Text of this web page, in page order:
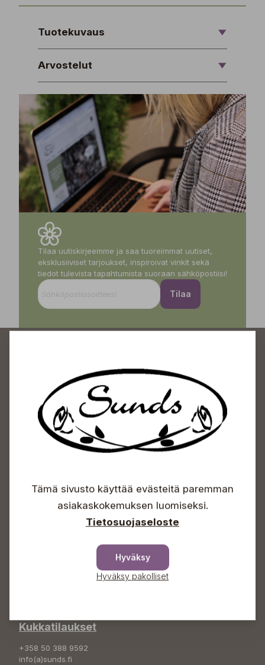
Tuotekuvaus
Arvostelut
Tilaa uutiskirjeemme ja saa tuoreimmat uutiset,
eksklusiiviset tarjoukset, inspiroivat vinkit sekä
tiedot tulevista tapahtumista suoraan sähköpostiisi!
Tilaa
Sundin Puutarhakeskus
Avoinna
Sunnuntaisin Itsepalvelu
Info & vaihde
+358 50 388 9592
Kukkatilaukset
+358 50 388 9592
info(a)sunds.fi
Tämä sivusto käyttää evästeitä paremman
asiakaskokemuksen luomiseksi.
Tietosuojaseloste
Hyväksy
Hyväksy pakolliset